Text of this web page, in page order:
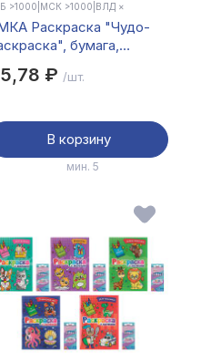
>1000 МСК >1000 ВЛД ×
Раскраска "Чудо-
бумага,
₽ /шт.
В корзину
мин. 5